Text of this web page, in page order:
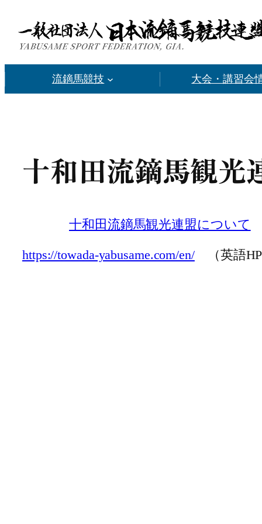
ス
キ
流鏑馬競技 大会・講習会
十和田流鏑馬観光
十和田流鏑馬観光連盟について
https://towada-yabusame.com/en/（英語HP